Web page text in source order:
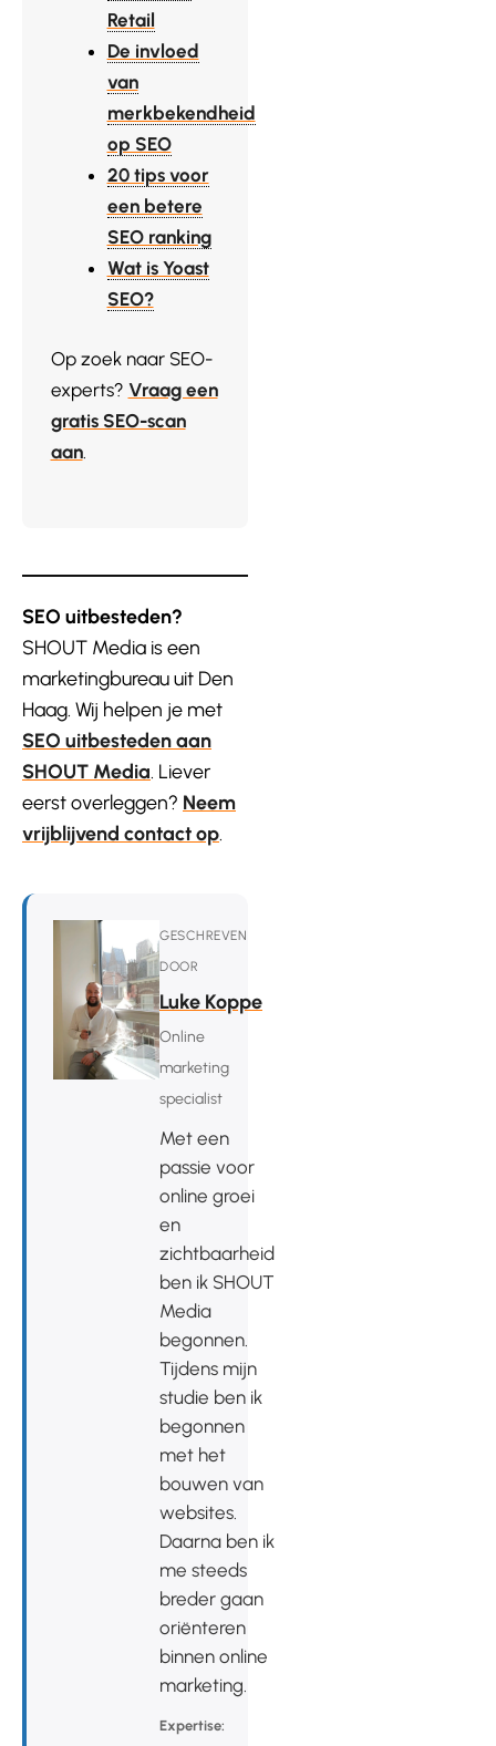
Retail
De invloed
van
merkbekendheid
op SEO
20 tips voor
een betere
SEO ranking
Wat is Yoast
SEO?
Op zoek naar SEO-
experts? Vraag een
gratis SEO-scan
aan.
SEO uitbesteden?
SHOUT Media is een
marketingbureau uit Den
Haag. Wij helpen je met
SEO uitbesteden aan
SHOUT Media . Liever
eerst overleggen? Neem
vrijblijvend contact op
GESCHREVEN
DOOR
Luke Koppe
Online
marketing
specialist
Met een
passie voor
online groei
en
zichtbaarheid
ben ik SHOUT
Media
begonnen.
Tijdens mijn
studie ben ik
begonnen
met het
bouwen van
websites.
Daarna ben ik
me steeds
breder gaan
oriënteren
binnen online
marketing.
Expertise: